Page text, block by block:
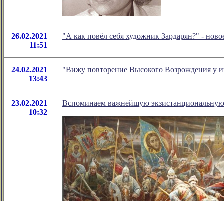
26.02.2021
11:51
"А как повёл себя художник Зардарян?" -
24.02.2021
13:43
"Вижу повторение Высокого Возрождения у
23.02.2021
10:32
Вспоминаем важнейшую